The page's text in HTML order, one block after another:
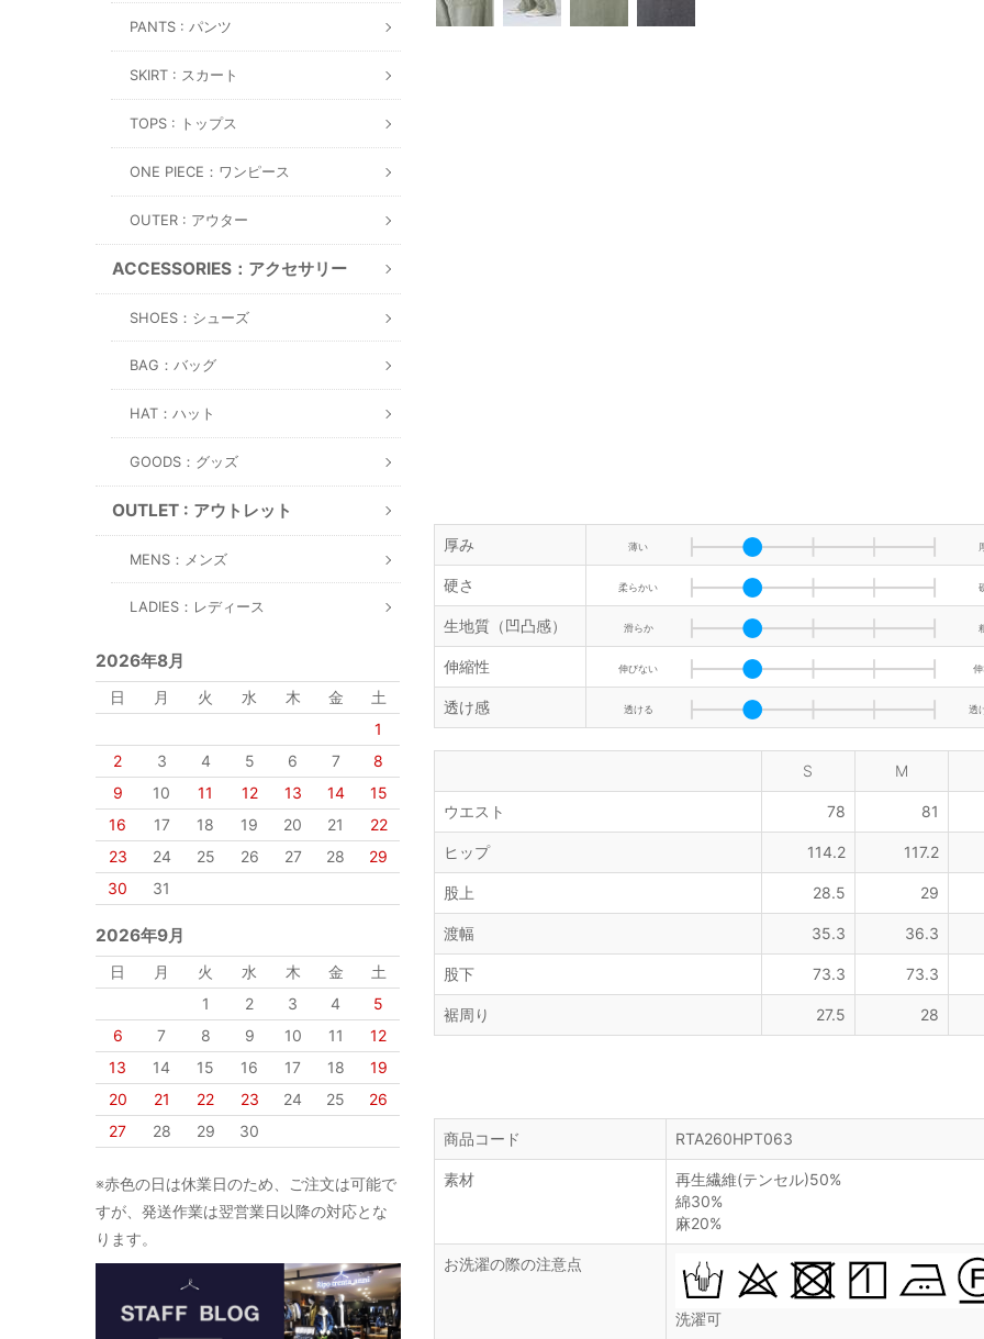
PANTS : パンツ
SKIRT : スカート
TOPS : トップス
ONE PIECE：ワンピース
OUTER : アウター
ACCESSORIES：アクセサリー
SHOES：シューズ
BAG：バッグ
HAT：ハット
GOODS：グッズ
OUTLET : アウトレット
MENS：メンズ
LADIES：レディース
2026年8月
日 月 火 水 木 金
土
1
2
3 4 5 6 7
8
9
10 11 12 13 14
15
16
17 18 19 20 21
22
23
24 25 26 27 28
29
30
31
2026年9月
日 月 火 水 木 金
土
1
2 3 4
5
6
7 8 9 10 11
12
13
14 15 16 17 18
19
20
21 22 23 24 25
26
27
28 29 30
※赤色の日は休業日のため、ご注文は可能で
すが、発送作業は翌営業日以降の対応とな
ります。
厚み 薄い
硬さ 柔らかい
生地質（凹凸感） 滑らか
伸縮性 伸びない
透け感 透ける 透
S M
ウエスト 78 81
ヒップ 114.2 117.2
股上 28.5 29
渡幅 35.3 36.3
股下 73.3 73.3
裾周り 27.5 28
商品コード RTA260HPT063
素材
再生繊維(テンセル)50%
綿30%
麻20%
お洗濯の際の注意点
洗濯可